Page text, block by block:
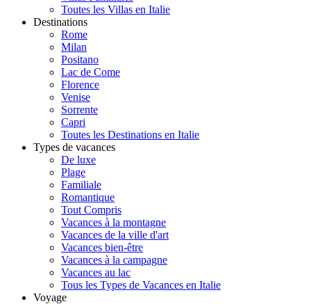
Toutes les Villas en Italie
Destinations
Rome
Milan
Positano
Lac de Come
Florence
Venise
Sorrente
Capri
Toutes les Destinations en Italie
Types de vacances
De luxe
Plage
Familiale
Romantique
Tout Compris
Vacances à la montagne
Vacances de la ville d'art
Vacances bien-être
Vacances à la campagne
Vacances au lac
Tous les Types de Vacances en Italie
Voyage